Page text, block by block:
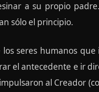
a su propio
sólo el principio.
seres humanos
el antecedente e ir
al Creador